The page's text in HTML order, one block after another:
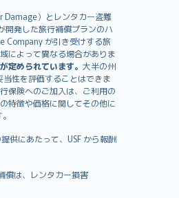
Damage）とレンタカー盗難
開発した旅行補償プランのハ
Company が引き受けする旅
によって異なる場合がありま
定められています。 大半の州
性を評価することはできま
保険へのご加入は、ご利用の
特徴や価格に関してその他に
供にあたって、USF から報酬
償は、レンタカー損害